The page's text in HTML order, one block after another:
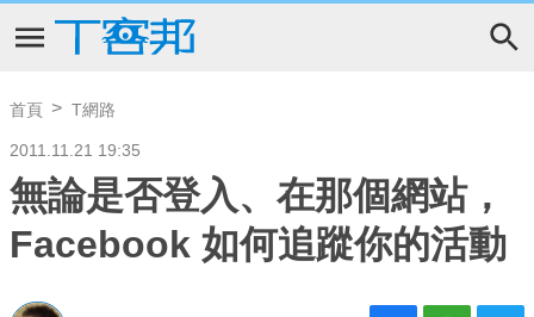
首頁 T網路
2011.11.21 19:35
無論是否登入、在那個網站，
Facebook 如何追蹤你的活動